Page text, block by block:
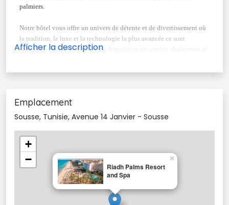
palmiers.
Notre hôtel vous offre un univers de détente et de divertissement où
la tradition, le luxe et la technologie la plus avancée ce sont
combinés afin de mettre à votre disposition un service chaleureux et
grande piscine extérieure, un sauna, une salle de gymnastique, un
bord de la plage, des restaurants, des bars, un snack-bar, un café
maure, un salon de thé, une discothèque et une galerie commerciale.
Emplacement
Sousse, Tunisie, Avenue 14 Janvier - Sousse
Riadh Palms Resort
and Spa
×
+
−